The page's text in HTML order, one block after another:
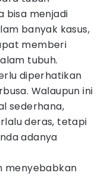
bisa menjadi
banyak kasus,
memberi
tubuh.
diperhatikan
Walaupun ini
sederhana,
deras, tetapi
adanya
menyebabkan